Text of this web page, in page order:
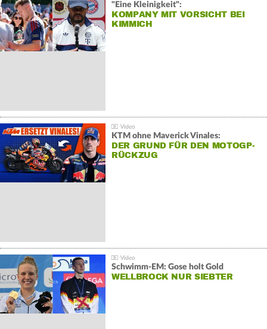
"Eine Kleinigkeit":
KOMPANY MIT VORSICHT BEI
KIMMICH
KTM ohne Maverick Vinales:
DER GRUND FÜR DEN MOTOGP-
RÜCKZUG
Schwimm-EM: Gose holt Gold
WELLBROCK NUR SIEBTER